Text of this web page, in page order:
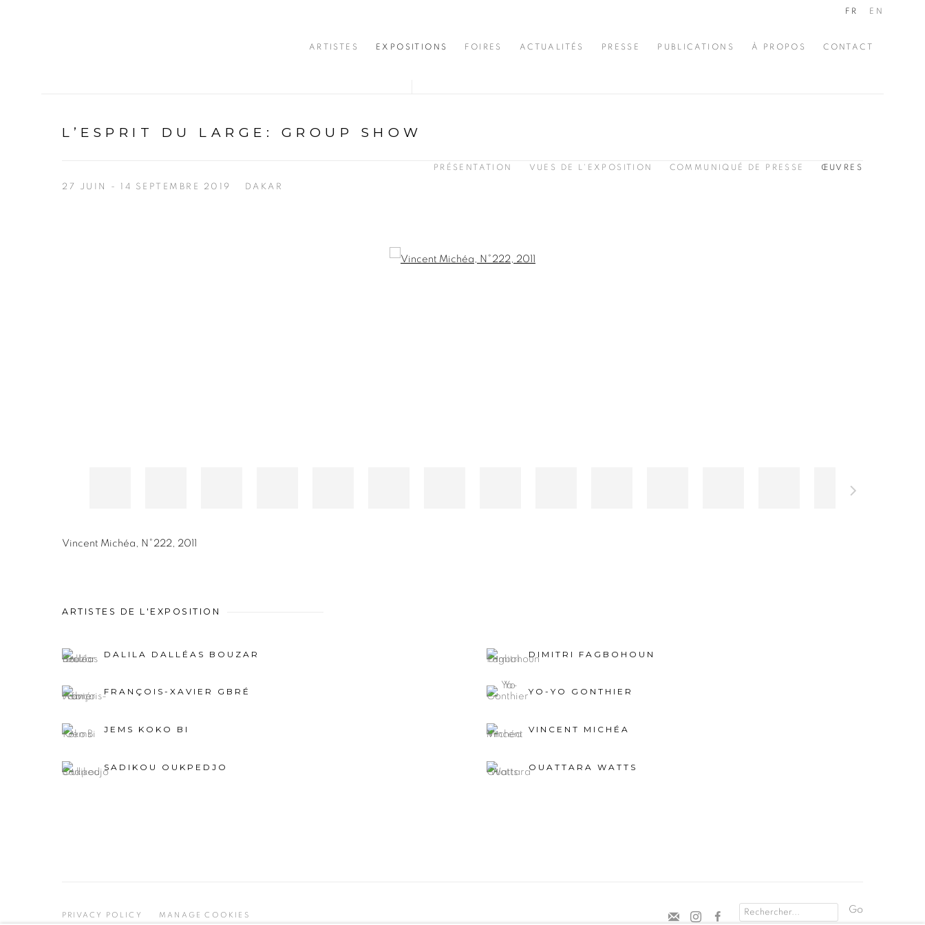
ARTISTES EXPOSITIONS FOIRES ACTUALITÉS PRESSE PUBLICATIONS À PROPOS CONTACT
FR EN
L’ESPRIT DU LARGE : GROUP SHOW
27 JUIN - 14 SEPTEMBRE 2019 DAKAR
PRÉSENTATION VUES DE L'EXPOSITION COMMUNIQUÉ DE PRESSE ŒUVRES
Vincent Michéa , N°222, 2011
ARTISTES DE L'EXPOSITION
DALILA DALLÉAS BOUZAR DIMITRI FAGBOHOUN
FRANÇOIS-XAVIER GBRÉ YO-YO GONTHIER
JEMS KOKO BI VINCENT MICHÉA
SADIKOU OUKPEDJO OUATTARA WATTS
PRIVACY POLICY MANAGE COOKIES
Go